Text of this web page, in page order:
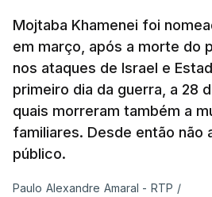
Mojtaba Khamenei foi
em março, após a morte do
nos ataques de Israel e
primeiro dia da guerra, a 28
quais morreram também a
familiares. Desde então não
público.
Paulo Alexandre Amaral - RTP /